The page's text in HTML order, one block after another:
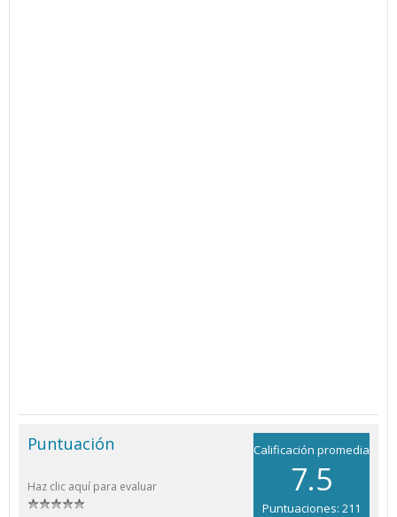
Calificación promedia
7.5
Puntuaciones: 211
Puntuación
Haz clic aquí para evaluar